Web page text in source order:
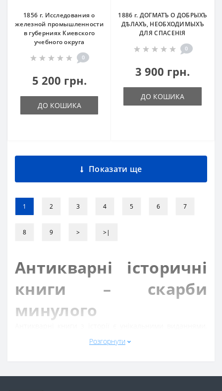
1856 г. Исследования о
железной промышленности
в губерниях Киевского
учебного округа
0
5 200 грн.
ДО КОШИКА
1886 г. ДОГМАТЪ О ДОБРЫХЪ
ДѢЛАХЪ, НЕОБХОДИМЫХЪ
ДЛЯ СПАСЕНІЯ
0
3 900 грн.
ДО КОШИКА
Показати ще
1 2 3 4 5 6 7
8 9 > >|
Антикварні історичні
книги – скарби
минулого
торкнутися культурної спадщини людства. Ці рідкісні
світову цивілізацію. Кожна історична книга з нашої
Розгорнути